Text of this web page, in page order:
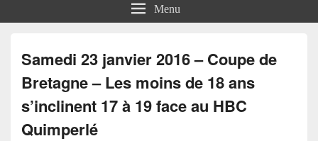
Menu
Samedi 23 janvier 2016 – Coupe de
Bretagne – Les moins de 18 ans
s’inclinent 17 à 19 face au HBC
Quimperlé